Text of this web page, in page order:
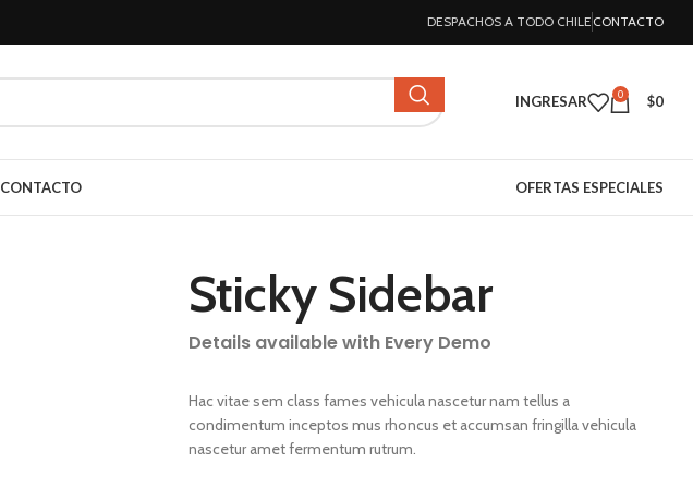
DESPACHOS A TODO CHILE CONTACTO
INGRESAR 0 $0
CONTACTO OFERTAS ESPECIALES
Sticky Sidebar
Details available with Every Demo
Hac vitae sem class fames vehicula nascetur nam tellus a
condimentum inceptos mus rhoncus et accumsan fringilla vehicula
nascetur amet fermentum rutrum.